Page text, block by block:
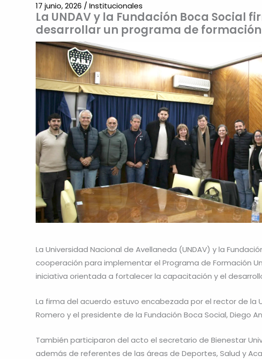
La UNDAV y la Fundación Boca Social
desarrollar un programa de
17 junio, 2026 / Institucionales
La Universidad Nacional de Avellaneda (UNDAV) y la
cooperación para implementar el Programa de Formación
iniciativa orientada a fortalecer la capacitación y el
La firma del acuerdo estuvo encabezada por el rector de la
Romero y el presidente de la Fundación Boca Social, Diego
También participaron del acto el secretario de Bienestar
además de referentes de las áreas de Deportes, Salud y